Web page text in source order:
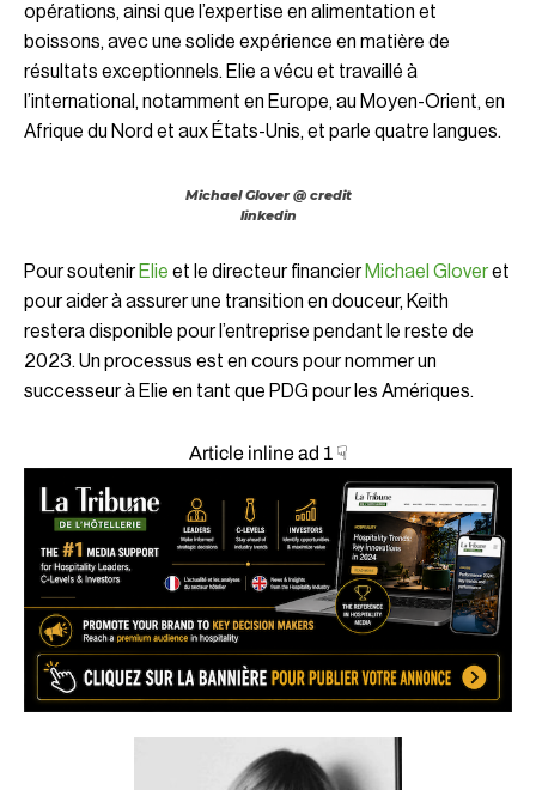
opérations, ainsi que l’expertise en alimentation et
boissons, avec une solide expérience en matière de
résultats exceptionnels. Elie a vécu et travaillé à
l’international, notamment en Europe, au Moyen-Orient, en
Afrique du Nord et aux États-Unis, et parle quatre langues.
Michael Glover @ credit
linkedin
Pour soutenir Elie et le directeur financier Michael Gloveret
pour aider à assurer une transition en douceur, Keith
restera disponible pour l’entreprise pendant le reste de
2023. Un processus est en cours pour nommer un
successeur à Elie en tant que PDG pour les Amériques.
Article inline ad 1 ☟